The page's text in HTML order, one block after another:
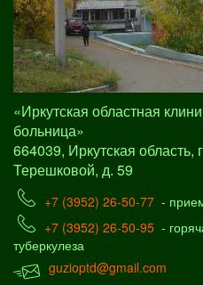
«Иркутская областная
больница»
664039, Иркутская область,
Терешковой, д. 59
+7 (3952) 26-50-77 -
+7 (3952) 26-50-95 -
туберкулеза
guzioptd@gmail.com